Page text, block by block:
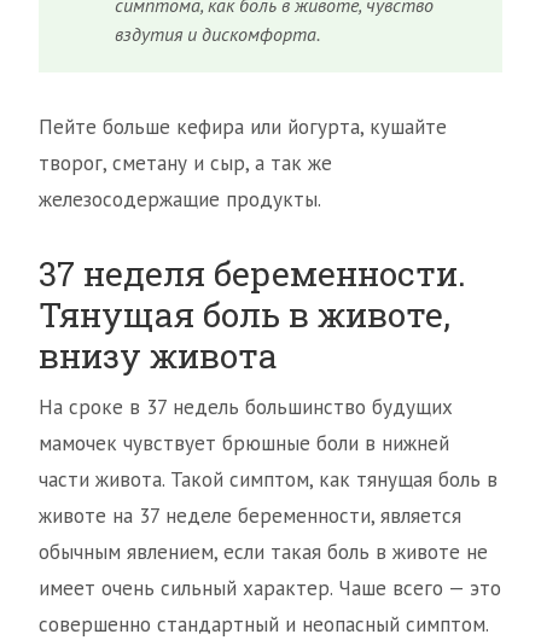
симптома, как боль в животе, чувство
вздутия и дискомфорта.
Пейте больше кефира или йогурта, кушайте
творог, сметану и сыр, а так же
железосодержащие продукты.
37 неделя беременности.
Тянущая боль в животе,
внизу живота
На сроке в 37 недель большинство будущих
мамочек чувствует брюшные боли в нижней
части живота. Такой симптом, как тянущая боль в
животе на 37 неделе беременности, является
обычным явлением, если такая боль в животе не
имеет очень сильный характер. Чаше всего — это
совершенно стандартный и неопасный симптом.